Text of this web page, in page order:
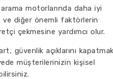
motorlarında daha iyi
ve diğer önemli faktörlerin
çekmesine yardımcı olur.
güvenlik açıklarını
müşterilerinizin kişisel